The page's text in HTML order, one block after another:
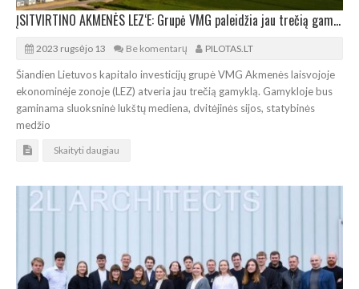
ĮSITVIRTINO AKMENĖS LEZ‘E: Grupė VMG paleidžia jau trečią gamyklą
2023 rugsėjo 13 Be komentarų PILOTAS.LT
Šiandien Lietuvos kapitalo investicijų grupė VMG Akmenės laisvojoje
ekonominėje zonoje (LEZ) atveria jau trečią gamyklą. Gamykloje bus
gaminama sluoksninė lukštų mediena, dvitėjinės sijos, statybinės
medžio
Skaityti daugiau